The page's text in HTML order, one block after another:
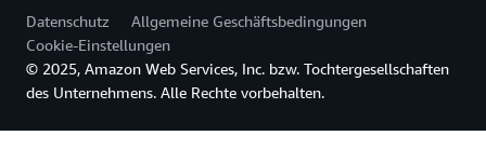
Datenschutz
Allgemeine Geschäftsbedingungen
Cookie-Einstellungen
© 2025, Amazon Web Services, Inc. bzw. Tochtergesellschaften
des Unternehmens. Alle Rechte vorbehalten.